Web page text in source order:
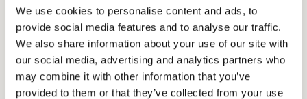
We use cookies to personalise content and ads, to
provide social media features and to analyse our traffic.
We also share information about your use of our site with
our social media, advertising and analytics partners who
may combine it with other information that you’ve
provided to them or that they’ve collected from your use